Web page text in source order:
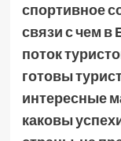
спортивное
связи с чем
поток
готовы
интересные
каковы